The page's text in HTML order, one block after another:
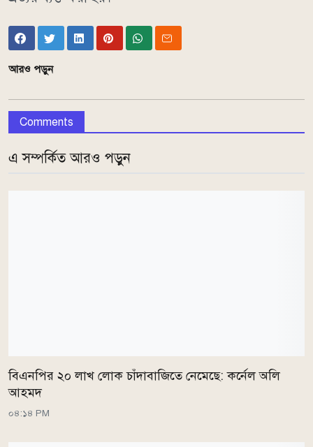
আরও পড়ুন
Comments
এ সম্পর্কিত আরও পড়ুন
বিএনপির ২০ লাখ লোক চাঁদাবাজিতে নেমেছে: কর্নেল অলি
আহমদ
০৪:১৪ PM